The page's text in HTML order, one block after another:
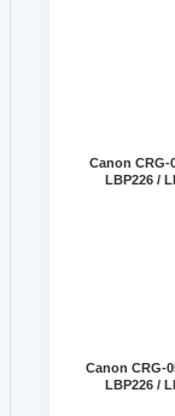
Canon CRG-
LBP226 /
Canon CRG-
LBP226 /